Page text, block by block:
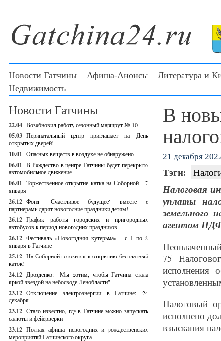
Новости Гатчины Афиша-Анонсы
Литература и
Недвижимость
Новости Гатчины
22.04 Возобновил работу сезонный маршрут № 10
05.03 Перинатальный центр приглашает на День
открытых дверей!
10.01 Опасных веществ в воздухе не обнаружено
06.01 В Рождество в центре Гатчины будет перекрыто
автомобильное движение
06.01 Торжественное открытие катка на Соборной - 7
января
26.12 Фонд "Счастливое будущее" вместе с
партнерами дарят новогодние праздники детям!
26.12 График работы городских и пригородных
автобусов в период новогодних праздников
26.12 Фестиваль «Новогодняя кутерьма» - с 1 по 8
января в Гатчине
25.12 На Соборной готовится к открытию бесплатный
каток!
24.12 Дрозденко: "Мы хотим, чтобы Гатчина стала
яркой звездой на небосводе Ленобласти"
23.12 Отключение электроэнергии в Гатчине: 24
декабря
23.12 Стало известно, где в Гатчине можно запускать
салюты и фейерверки
23.12 Полная афиша новогодних и рождественских
мероприятий Гатчинского округа
В
21 декабря
Тэги:
Налоговая
уплаты
земельного
агентом
75
исполнения
Налоговый
исполнено
взыскания